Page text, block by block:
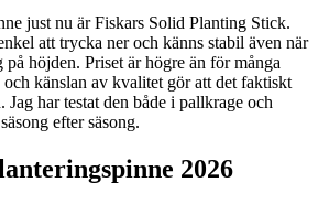
just nu är Fiskars Solid Planting Stick.
att trycka ner och känns stabil även när
höjden. Priset är högre än för många
och känslan av kvalitet gör att det faktiskt
har testat den både i pallkrage och
efter säsong.
2026